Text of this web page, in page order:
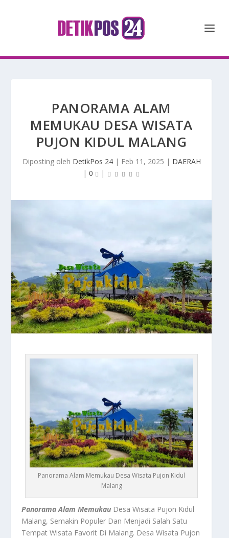
PANORAMA ALAM
MEMUKAU DESA WISATA
PUJON KIDUL MALANG
Diposting oleh DetikPos 24| Feb 11, 2025 | DAERAH
| 0 |
Panorama Alam Memukau Desa Wisata Pujon Kidul
Malang
Panorama Alam Memukau Desa Wisata Pujon Kidul
Malang, Semakin Populer Dan Menjadi Salah Satu
Tempat Wisata Favorit Di Malang. Desa Wisata Pujon